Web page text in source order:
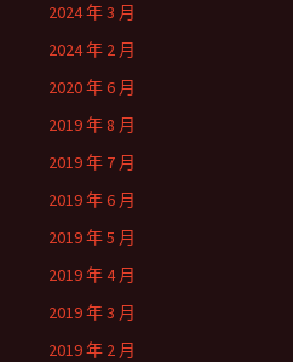
2024 年 3 月
2024 年 2 月
2020 年 6 月
2019 年 8 月
2019 年 7 月
2019 年 6 月
2019 年 5 月
2019 年 4 月
2019 年 3 月
2019 年 2 月